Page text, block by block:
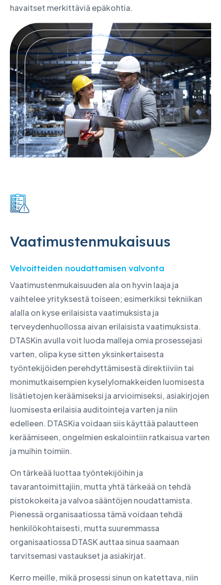
havaitset merkittäviä epäkohtia.
Vaatimustenmukaisuus
Velvoitteiden noudattamisen valvonta
Vaatimustenmukaisuuden ala on hyvin laaja ja
vaihtelee yrityksestä toiseen; esimerkiksi tekniikan
alalla on kyse erilaisista vaatimuksista ja
terveydenhuollossa aivan erilaisista vaatimuksista.
DTASKin avulla voit luoda malleja omia prosessejasi
varten, olipa kyse sitten yksinkertaisesta
työntekijöiden perehdyttämisestä direktiiviin tai
monimutkaisempien kyselylomakkeiden luomisesta
lisätietojen keräämiseksi ja arvioimiseksi, asiakirjojen
luomisesta erilaisia auditointeja varten ja niin
edelleen. DTASKia voidaan siis käyttää palautteen
keräämiseen, ongelmien eskalointiin ratkaisua varten
ja muihin toimiin.
On tärkeää luottaa työntekijöihin ja
tavarantoimittajiin, mutta yhtä tärkeää on tehdä
pistokokeita ja valvoa sääntöjen noudattamista.
Pienessä organisaatiossa tämä voidaan tehdä
henkilökohtaisesti, mutta suuremmassa
organisaatiossa DTASK auttaa sinua saamaan
tarvitsemasi vastaukset ja asiakirjat.
Kerro meille, mikä prosessi sinun on katettava, niin